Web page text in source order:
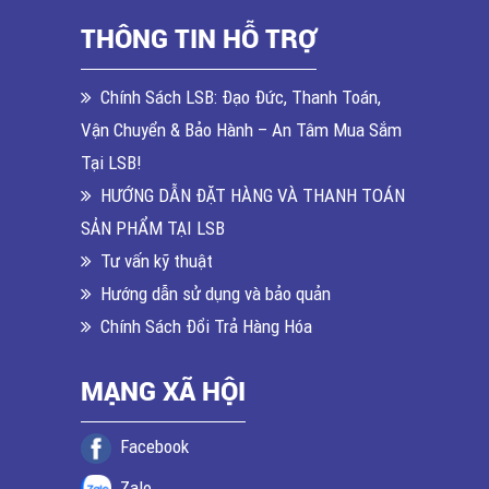
THÔNG TIN HỖ TRỢ
Chính Sách LSB: Đạo Đức, Thanh Toán,
Vận Chuyển & Bảo Hành – An Tâm Mua Sắm
Tại LSB!
HƯỚNG DẪN ĐẶT HÀNG VÀ THANH TOÁN
SẢN PHẨM TẠI LSB
Tư vấn kỹ thuật
Hướng dẫn sử dụng và bảo quản
Chính Sách Đổi Trả Hàng Hóa
MẠNG XÃ HỘI
Facebook